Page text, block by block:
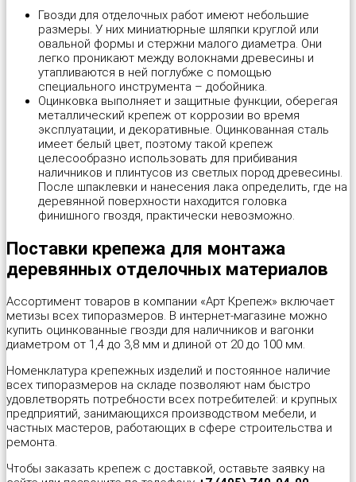
Саморез универсальный с полусферической головкой для
Cаморез универсальный с потайной головкой PZ, желтый и
Саморезы для крепления кровельных материалов, окрашенные
Шайба для кровельных саморезов
Шайба для поликарбоната
Шуруп шестигранный глухарь DIN 571
Шуруп по бетону
Шуруп-кольцо
Шуруп-костыль
Шуруп-полукольцо
Шайба пружинная (гровер) DIN 127B
Шпилька резьбовая DIN 975, длина 1м
Шпилька резьбовая DIN 975, длина 2м
Шпилька сантехническая
Дюбель трехлепестковый
Дюбель универсальный KPU “Wkret-met”
Дюбель фасадный «Wkret-met»
Дюбель-гвоздь для быстрого монтажа
Дюбель-гвоздь для быстрого монтажа с бортом
Дюбель-гвоздь металлический для монтажного пистолета
Дюбель-пистон под хомут (нейлон)
Дюбель-хомут для крепления кабеля (белый, черный)
Металлический дюбель для газобетона
Металлический дюбель-гвоздь
Патроны монтажные
Распорный дюбель с качельным крюком HX “Wkret-met”
Площадка под хомут-стяжку
Проволока общего назначения
Скоба для крепления кабеля (провода) прямоугольная, круглая
Скобы строительные
Фиксатор для арматуры
Хомут для крепления сантехнических труб с резиновой
Хомут для проводов
Хомут червячный DIN 3017
Шканты
Трос в оплетке ПВХ
Трос стальной DIN 3055
Цепь витая DIN 5686
Цепь сварная длиннозвенная DIN 763
Цепь сварная короткозвенная DIN 766
Оконная пластина REHAU
Оконная пластина КВЕ-70
Опора балки
Опора бруса закрытая
Опора бруса открытая
Перфорированная лента для монтажа вентиляции волнистая
Перфорированная лента для монтажа вентиляции прямая
Перфорированная лента для монтажа теплого пола
Перфорированная монтажная лента
Перфорированная тарная лента
Пластина соединительная
Прямой подвес профилей
Пилки для работы по дереву "Runex"
Пилки для работы по металлу "Runex"
Пистолет для монтажной пены
Плиткорез-щипцы JOKOSIT
Плоскогубцы комбинированные "Targ American type"
Плоскогубцы комбинированные "Targ German type"
Полотно для ножовок по металлу
Рулетка "Metric"
Скобы для степлера мебельные "Stelgrit"
Стеклорез с деревянной ручкой "Spardia"
Стеклорез с деревянной ручкой "Universal"
Степлер мебельный 4 в 1 "Stelgrit"
Гвозди для отделочных работ имеют небольшие
размеры. У них миниатюрные шляпки круглой или
овальной формы и стержни малого диаметра. Они
легко проникают между волокнами древесины и
утапливаются в ней поглубже с помощью
специального инструмента – добойника.
Оцинковка выполняет и защитные функции, оберегая
металлический крепеж от коррозии во время
эксплуатации, и декоративные. Оцинкованная сталь
имеет белый цвет, поэтому такой крепеж
целесообразно использовать для прибивания
наличников и плинтусов из светлых пород древесины.
После шпаклевки и нанесения лака определить, где на
деревянной поверхности находится головка
финишного гвоздя, практически невозможно.
Поставки крепежа для монтажа
деревянных отделочных материалов
Ассортимент товаров в компании «Арт Крепеж» включает
метизы всех типоразмеров. В интернет-магазине можно
купить оцинкованные гвозди для наличников и вагонки
диаметром от 1,4 до 3,8 мм и длиной от 20 до 100 мм.
Номенклатура крепежных изделий и постоянное наличие
всех типоразмеров на складе позволяют нам быстро
удовлетворять потребности всех потребителей: и крупных
предприятий, занимающихся производством мебели, и
частных мастеров, работающих в сфере строительства и
ремонта.
Чтобы заказать крепеж с доставкой, оставьте заявку на